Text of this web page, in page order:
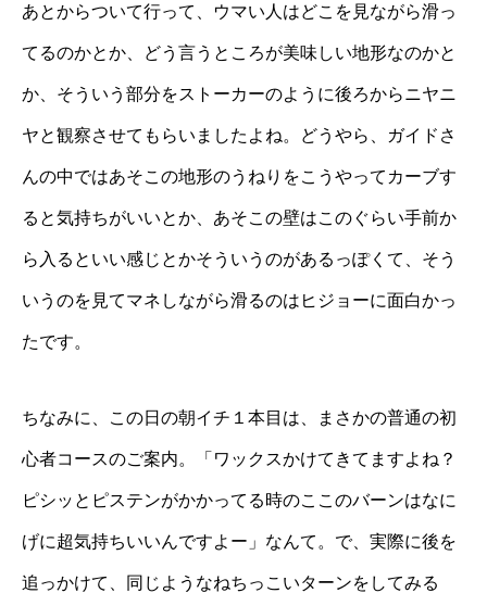
あとからついて行って、ウマい人はどこを見ながら滑っ
てるのかとか、どう言うところが美味しい地形なのかと
か、そういう部分をストーカーのように後ろからニヤニ
ヤと観察させてもらいましたよね。どうやら、ガイドさ
んの中ではあそこの地形のうねりをこうやってカーブす
ると気持ちがいいとか、あそこの壁はこのぐらい手前か
ら入るといい感じとかそういうのがあるっぽくて、そう
いうのを見てマネしながら滑るのはヒジョーに面白かっ
たです。
ちなみに、この日の朝イチ１本目は、まさかの普通の初
心者コースのご案内。「ワックスかけてきてますよね？
ピシッとピステンがかかってる時のここのバーンはなに
げに超気持ちいいんですよー」なんて。で、実際に後を
追っかけて、同じようなねちっこいターンをしてみる